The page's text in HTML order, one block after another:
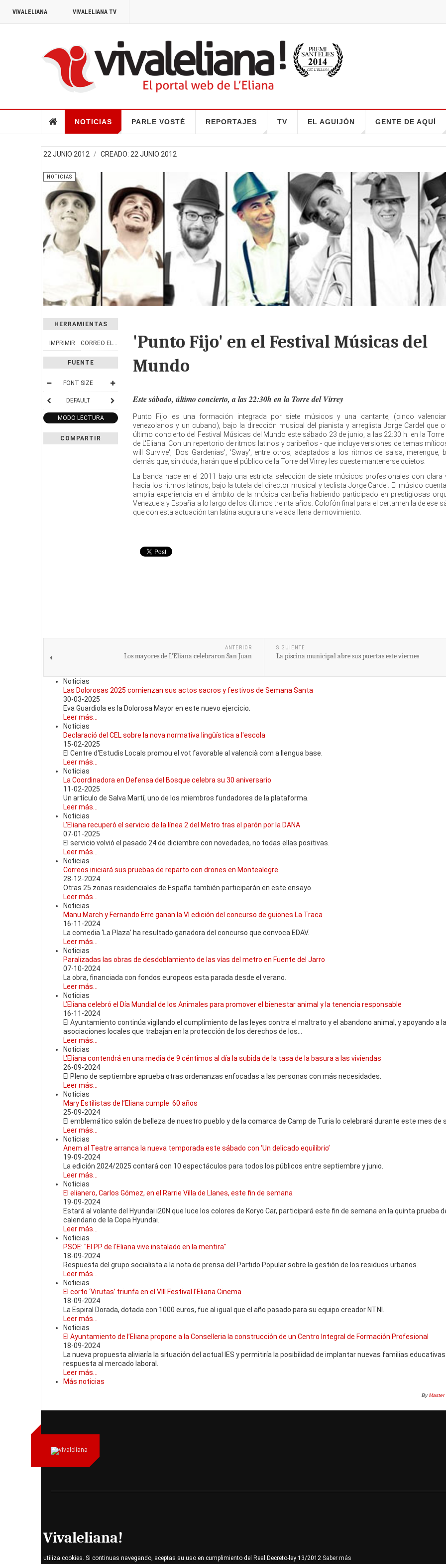
VIVALELIANA VIVALELIANA TV
NOTICIAS PARLE VOSTÉ REPORTAJES TV EL AGUIJÓN GENTE DE AQUÍ
22 JUNIO 2012 CREADO: 22 JUNIO 2012
NOTICIAS
HERRAMIENTAS
IMPRIMIR CORREO ELECTRÓNICO
FUENTE
FONT SIZE
DEFAULT
MODO LECTURA
COMPARTIR
'Punto Fijo' en el Festival Músicas del
Mundo
Este sábado, último concierto, a las 22:30h en la Torre del Virrey
Punto Fijo es una formación integrada por siete músicos y una cantante, (cinco
venezolanos y un cubano), bajo la dirección musical del pianista y arreglista Jorge Cardel que
último concierto del Festival Músicas del Mundo este sábado 23 de junio, a las 22:30 h. en la Torre
de L'Eliana. Con un repertorio de ritmos latinos y caribeños - que incluye versiones de temas
will Survive', 'Dos Gardenias', 'Sway', entre otros, adaptados a los ritmos de salsa, merengue,
demás que, sin duda, harán que el público de la Torre del Virrey les cueste mantenerse quietos.
La banda nace en el 2011 bajo una estricta selección de siete músicos profesionales con clara
hacia los ritmos latinos, bajo la tutela del director musical y teclista Jorge Cardel. El músico
amplia experiencia en el ámbito de la música caribeña habiendo participado en prestigiosas
Venezuela y España a lo largo de los últimos treinta años. Colofón final para el certamen la de ese
que con esta actuación tan latina augura una velada llena de movimiento.
ANTERIOR
Los mayores de L'Eliana celebraron San Juan
SIGUIENTE
La piscina municipal abre sus puertas este viernes
Noticias
Las Dolorosas 2025 comienzan sus actos sacros y festivos de Semana Santa
30-03-2025
Eva Guardiola es la Dolorosa Mayor en este nuevo ejercicio.
Leer más...
Noticias
Declaració del CEL sobre la nova normativa lingüística a l'escola
15-02-2025
El Centre d'Estudis Locals promou el vot favorable al valencià com a llengua base.
Leer más...
Noticias
La Coordinadora en Defensa del Bosque celebra su 30 aniversario
11-02-2025
Un artículo de Salva Martí, uno de los miembros fundadores de la plataforma.
Leer más...
Noticias
L'Eliana recuperó el servicio de la línea 2 del Metro tras el parón por la DANA
07-01-2025
El servicio volvió el pasado 24 de diciembre con novedades, no todas ellas positivas.
Leer más...
Noticias
Correos iniciará sus pruebas de reparto con drones en Montealegre
28-12-2024
Otras 25 zonas residenciales de España también participarán en este ensayo.
Leer más...
Noticias
Manu March y Fernando Erre ganan la VI edición del concurso de guiones La Traca
16-11-2024
La comedia ‘La Plaza’ ha resultado ganadora del concurso que convoca EDAV.
Leer más...
Noticias
Paralizadas las obras de desdoblamiento de las vías del metro en Fuente del Jarro
07-10-2024
La obra, financiada con fondos europeos esta parada desde el verano.
Leer más...
Noticias
L’Eliana celebró el Día Mundial de los Animales para promover el bienestar animal y la tenencia responsable
16-11-2024
El Ayuntamiento continúa vigilando el cumplimiento de las leyes contra el maltrato y el abandono animal, y apoyando a
asociaciones locales que trabajan en la protección de los derechos de los...
Leer más...
Noticias
L'Eliana contendrá en una media de 9 céntimos al día la subida de la tasa de la basura a las viviendas
26-09-2024
El Pleno de septiembre aprueba otras ordenanzas enfocadas a las personas con más necesidades.
Leer más...
Noticias
Mary Estilistas de l’Eliana cumple 60 años
25-09-2024
El emblemático salón de belleza de nuestro pueblo y de la comarca de Camp de Turia lo celebrará durante este mes de
Leer más...
Noticias
Anem al Teatre arranca la nueva temporada este sábado con ‘Un delicado equilibrio’
19-09-2024
La edición 2024/2025 contará con 10 espectáculos para todos los públicos entre septiembre y junio.
Leer más...
Noticias
El elianero, Carlos Gómez, en el Rarrie Villa de Llanes, este fin de semana
19-09-2024
Estará al volante del Hyundai i20N que luce los colores de Koryo Car, participará este fin de semana en la quinta prueba
calendario de la Copa Hyundai.
Leer más...
Noticias
PSOE: "El PP de l'Eliana vive instalado en la mentira"
18-09-2024
Respuesta del grupo socialista a la nota de prensa del Partido Popular sobre la gestión de los residuos urbanos.
Leer más...
Noticias
El corto ‘Virutas’ triunfa en el VIII Festival l'Eliana Cinema
18-09-2024
La Espiral Dorada, dotada con 1000 euros, fue al igual que el año pasado para su equipo creador NTNI.
Leer más...
Noticias
El Ayuntamiento de l’Eliana propone a la Conselleria la construcción de un Centro Integral de Formación Profesional
18-09-2024
La nueva propuesta aliviaría la situación del actual IES y permitiría la posibilidad de implantar nuevas familias
respuesta al mercado laboral.
Leer más...
Más noticias
ByMaster
Vivaleliana!
utiliza cookies. Si continuas navegando, aceptas su uso en cumplimiento del Real Decreto-ley 13/2012 Saber más